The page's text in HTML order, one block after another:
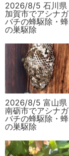
2026/8/5 石川県
加賀市でアシナガ
バチの蜂駆除・蜂
の巣駆除
2026/8/5 富山県
南砺市でアシナガ
バチの蜂駆除・蜂
の巣駆除